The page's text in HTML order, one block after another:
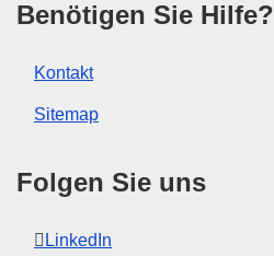
Benötigen Sie Hilfe?
Kontakt
Sitemap
Folgen Sie uns
LinkedIn